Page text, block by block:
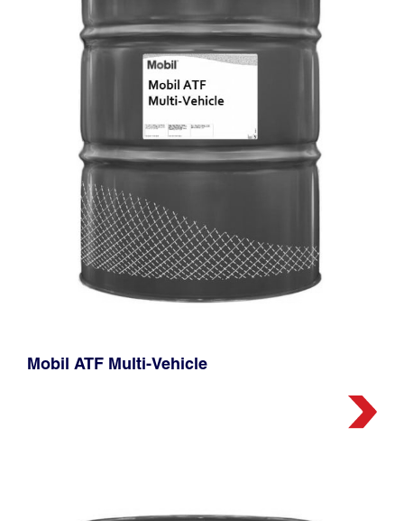
Mobil ATF Multi-Vehicle